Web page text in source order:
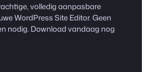
volledig aanpasbare
WordPress Site Editor. Geen
nodig. Download vandaag nog